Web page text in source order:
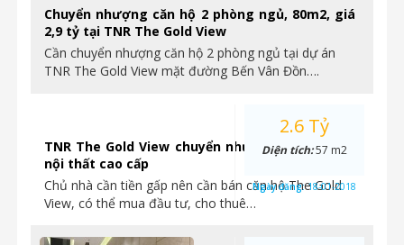
Chuyển nhượng căn hộ 2 phòng ngủ, 80m2, giá
2,9 tỷ tại TNR The Gold View
Cần chuyển nhượng căn hộ 2 phòng ngủ tại dự án
TNR The Gold View mặt đường Bến Vân Đồn….
TNR The Gold View chuyển nhượng căn hộ 1PN
nội thất cao cấp
Chủ nhà cần tiền gấp nên cần bán căn hộ The Gold
View, có thể mua đầu tư, cho thuê…
2.6 Tỷ
Diện tích:57 m2
Ngày đăng:18-01-2018